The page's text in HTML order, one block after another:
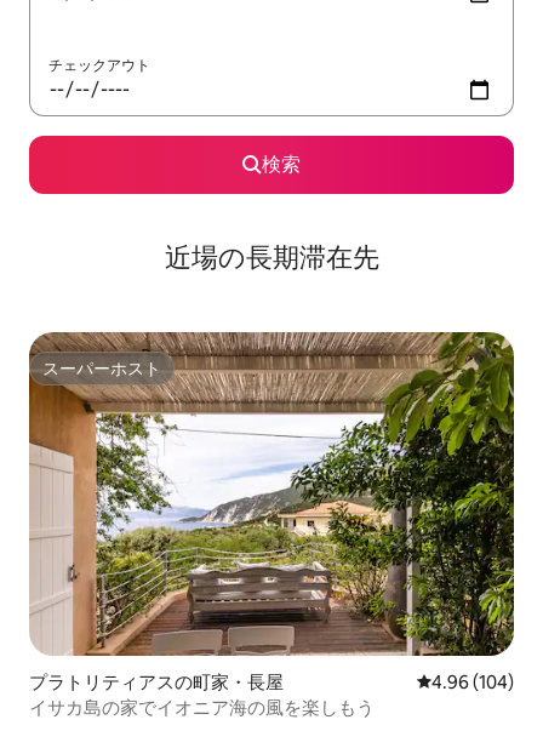
チェックアウト
検索
近場の長期滞在先
スーパーホスト
スーパーホスト
プラトリティアスの町家・長屋 レビュー104
4.96 (104)
イサカ島の家でイオニア海の風を楽しもう